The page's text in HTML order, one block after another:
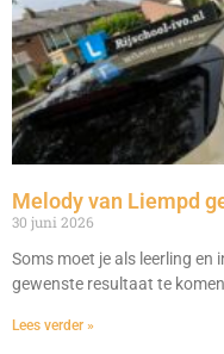
Melody van Liempd
30 juni 2026
Soms moet je als leerling
gewenste resultaat te
Lees verder »